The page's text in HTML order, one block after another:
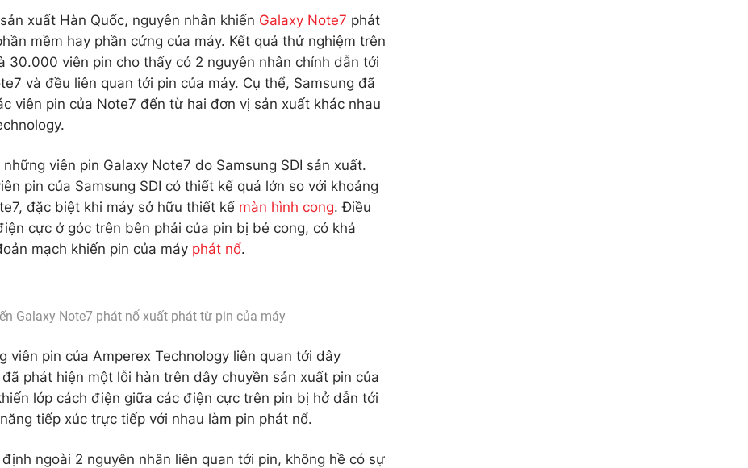
xuất Hàn Quốc, nguyên nhân khiến Galaxy Note7 phát
mềm hay phần cứng của máy. Kết quả thử nghiệm trên
30.000 viên pin cho thấy có 2 nguyên nhân chính dẫn tới
và đều liên quan tới pin của máy. Cụ thể, Samsung đã
viên pin của Note7 đến từ hai đơn vị sản xuất khác nhau
viên pin Galaxy Note7 do Samsung SDI sản xuất.
pin của Samsung SDI có thiết kế quá lớn so với khoảng
đặc biệt khi máy sở hữu thiết kế màn hình cong. Điều
cực ở góc trên bên phải của pin bị bẻ cong, có khả
mạch khiến pin của máy phát nổ.
Galaxy Note7 phát nổ xuất phát từ pin của máy
viên pin của Amperex Technology liên quan tới dây
phát hiện một lỗi hàn trên dây chuyền sản xuất pin của
lớp cách điện giữa các điện cực trên pin bị hở dẫn tới
tiếp xúc trực tiếp với nhau làm pin phát nổ.
ngoài 2 nguyên nhân liên quan tới pin, không hề có sự